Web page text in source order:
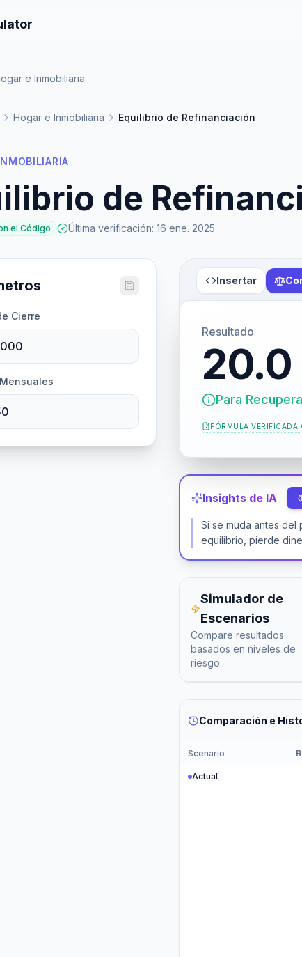
e Inmobiliaria
Hogar e Inmobiliaria Equilibrio de Refinanciación
de
el Código Última verificación: 16 ene. 2025
Cierre
Insertar
Resultado
20.0
Para
FÓRMULA VERIFICADA
Insights de IA
Si se muda antes del
equilibrio, pierde
Simulador de
Escenarios
Compare resultados
basados en niveles de
riesgo.
Comparación e
Scenario
Actual